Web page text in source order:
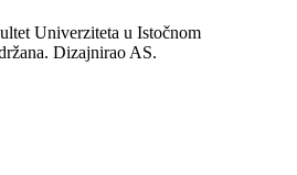
Univerziteta u Istočnom
Dizajnirao AS.